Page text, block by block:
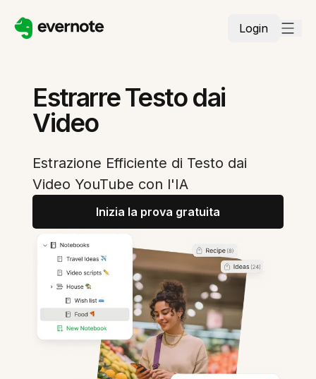
Login
Estrarre Testo dai
Video
Estrazione Efficiente di Testo dai
Video YouTube con l'IA
Inizia la prova gratuita